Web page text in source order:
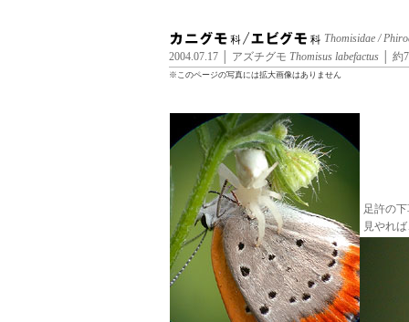
Thomisidae /
2004.07.17 │ アズチグモ Thomisus labefactus │ 約
※このページの写真には拡大画像はありません
足許の
見やれ